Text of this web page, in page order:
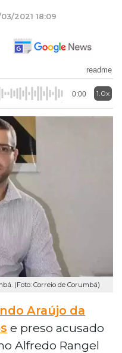
2021 18:09
readme
0:00 1.0x
(Foto: Correio de Corumbá)
Araújo da
e preso acusado
Alfredo Rangel